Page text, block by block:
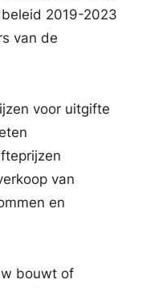
2019-2023
van de
voor uitgifte
van
en
bouwt of